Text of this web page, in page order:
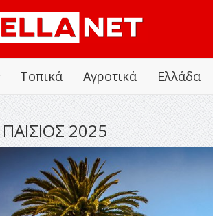
Τοπικά Αγροτικά Ελλάδα
2025